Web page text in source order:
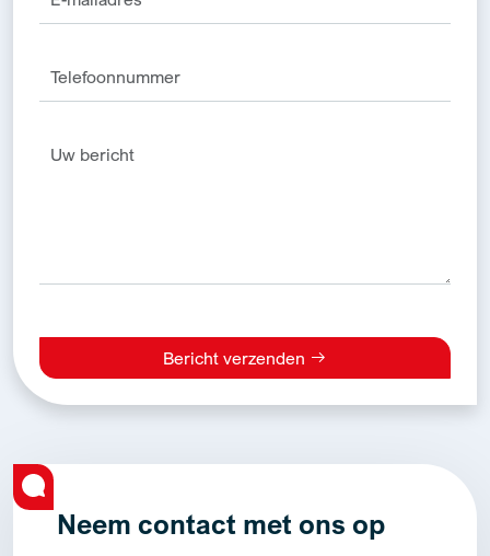
Bericht verzenden
Alternative:
Neem contact met ons op